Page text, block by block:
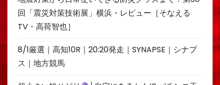
回「震災対策技術展」横浜・レビュー［そなえる
TV・高荷智也］
8/1厳選｜高知10R｜20:20発走｜SYNAPSE｜シナプ
ス｜地方競馬